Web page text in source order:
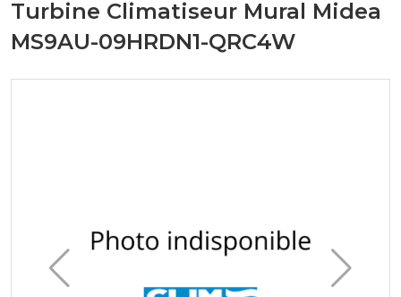
Turbine Climatiseur Mural Midea
MS9AU-09HRDN1-QRC4W